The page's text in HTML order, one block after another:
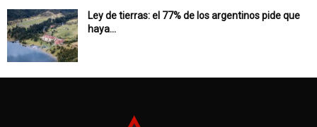
Ley de tierras: el 77% de los argentinos pide que
haya...